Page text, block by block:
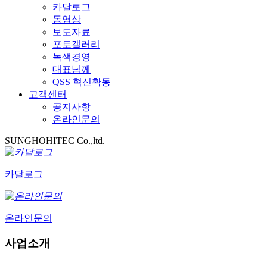
카달로그
동영상
보도자료
포토갤러리
녹색경영
대표님께
QSS 혁신확동
고객센터
공지사항
온라인문의
SUNGHOHITEC Co.,ltd.
카달로그
온라인문의
사업소개